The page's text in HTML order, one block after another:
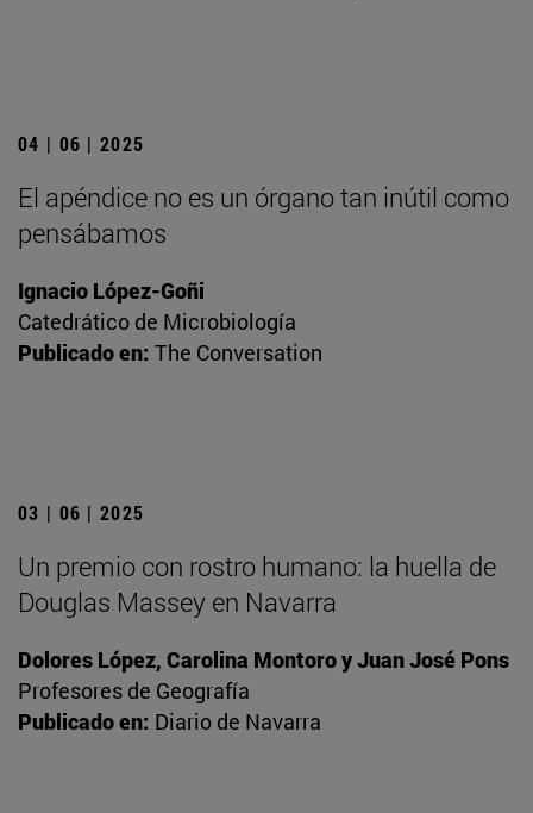
04 | 06 | 2025
El apéndice no es un órgano tan inútil como
pensábamos
Ignacio López-Goñi
Catedrático de Microbiología
Publicado en: The Conversation
03 | 06 | 2025
Un premio con rostro humano: la huella de
Douglas Massey en Navarra
Dolores López, Carolina Montoro y Juan José Pons
Profesores de Geografía
Publicado en: Diario de Navarra